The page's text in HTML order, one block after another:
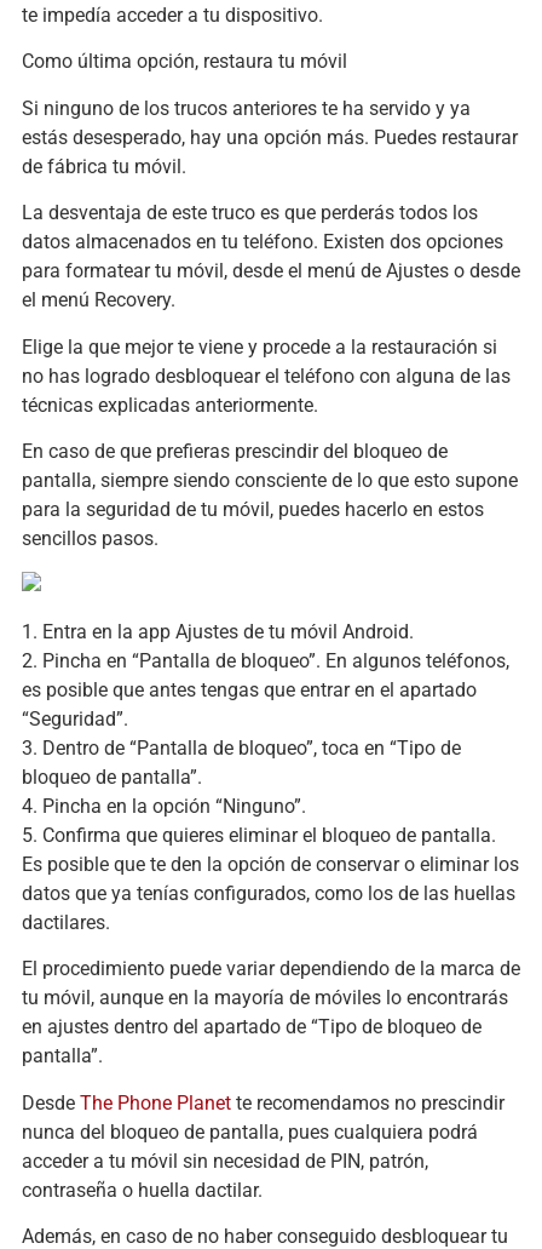
te impedía acceder a tu dispositivo.
Como última opción, restaura tu móvil
Si ninguno de los trucos anteriores te ha servido y ya
estás desesperado, hay una opción más. Puedes restaurar
de fábrica tu móvil.
La desventaja de este truco es que perderás todos los
datos almacenados en tu teléfono. Existen dos opciones
para formatear tu móvil, desde el menú de Ajustes o desde
el menú Recovery.
Elige la que mejor te viene y procede a la restauración si
no has logrado desbloquear el teléfono con alguna de las
técnicas explicadas anteriormente.
En caso de que prefieras prescindir del bloqueo de
pantalla, siempre siendo consciente de lo que esto supone
para la seguridad de tu móvil, puedes hacerlo en estos
sencillos pasos.
1. Entra en la app Ajustes de tu móvil Android.
2. Pincha en “Pantalla de bloqueo”. En algunos teléfonos,
es posible que antes tengas que entrar en el apartado
“Seguridad”.
3. Dentro de “Pantalla de bloqueo”, toca en “Tipo de
bloqueo de pantalla”.
4. Pincha en la opción “Ninguno”.
5. Confirma que quieres eliminar el bloqueo de pantalla.
Es posible que te den la opción de conservar o eliminar los
datos que ya tenías configurados, como los de las huellas
dactilares.
El procedimiento puede variar dependiendo de la marca de
tu móvil, aunque en la mayoría de móviles lo encontrarás
en ajustes dentro del apartado de “Tipo de bloqueo de
pantalla”.
Desde The Phone Planette recomendamos no prescindir
nunca del bloqueo de pantalla, pues cualquiera podrá
acceder a tu móvil sin necesidad de PIN, patrón,
contraseña o huella dactilar.
Además, en caso de no haber conseguido desbloquear tu